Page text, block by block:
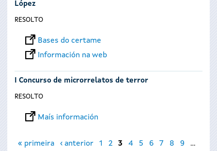
López
RESOLTO
Bases do certame
Información na web
I Concurso de microrrelatos de terror
RESOLTO
Maís información
Páxinas
« primeira ‹ anterior 1 2 3 4 5 6 7 8 9
…